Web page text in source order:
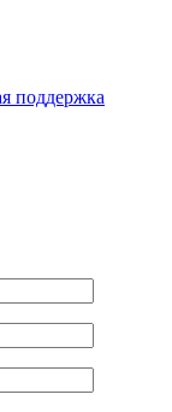
поддержка